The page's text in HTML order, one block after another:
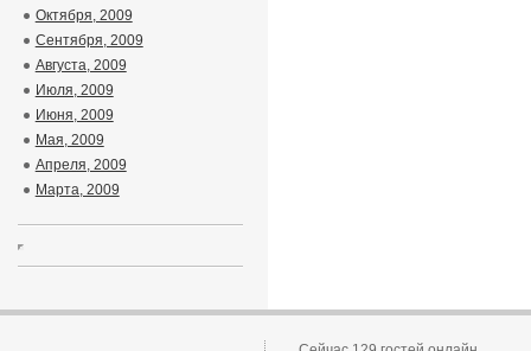
Октября, 2009
Сентября, 2009
Августа, 2009
Июля, 2009
Июня, 2009
Мая, 2009
Апреля, 2009
Марта, 2009